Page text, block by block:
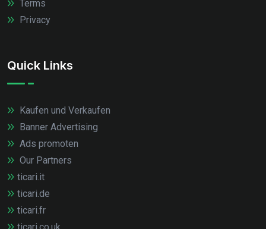
Terms
Privacy
Quick Links
Kaufen und Verkaufen
Banner Advertising
Ads promoten
Our Partners
ticari.it
ticari.de
ticari.fr